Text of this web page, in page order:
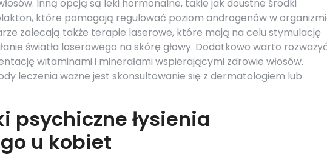
Inną opcją są leki hormonalne, takie jak doustne środki
które pomagają regulować poziom androgenów w
zalecają także terapie laserowe, które mają na celu stymulację
światła laserowego na skórę głowy. Dodatkowo warto
witaminami i minerałami wspierającymi zdrowie włosów.
leczenia ważne jest skonsultowanie się z dermatologiem lub
psychiczne łysienia
u kobiet